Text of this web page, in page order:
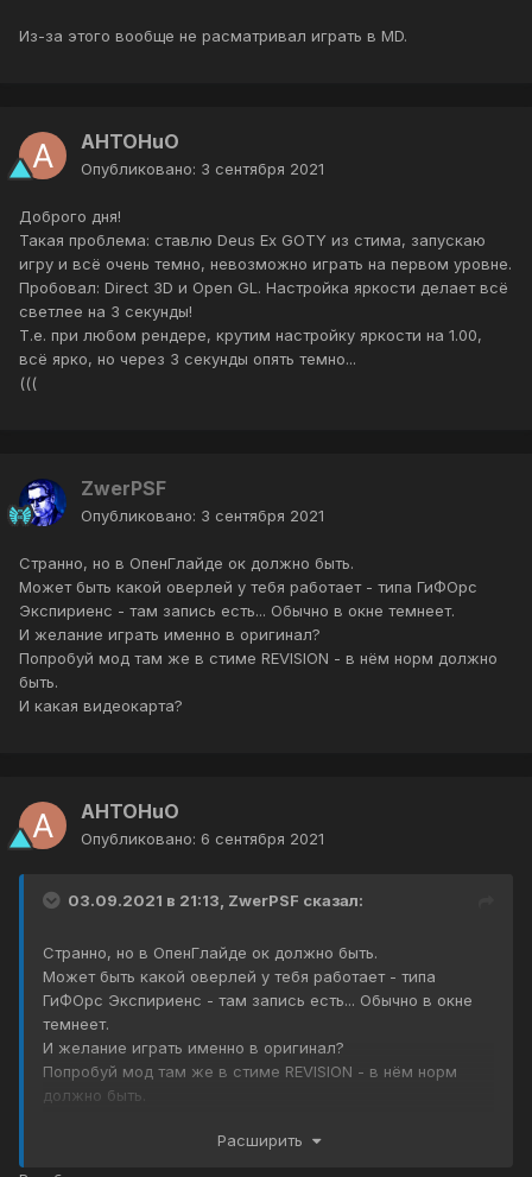
Из-за этого вообще не расматривал играть в MD.
AHTOHuO
Опубликовано: 3 сентября 2021
Доброго дня!
Такая проблема: ставлю Deus Ex GOTY из стима, запускаю
игру и всё очень темно, невозможно играть на первом уровне.
Пробовал: Direct 3D и Open GL. Настройка яркости делает всё
светлее на 3 секунды!
Т.е. при любом рендере, крутим настройку яркости на 1.00,
всё ярко, но через 3 секунды опять темно...
(((
ZwerPSF
Опубликовано: 3 сентября 2021
Странно, но в ОпенГлайде ок должно быть.
Может быть какой оверлей у тебя работает - типа ГиФОрс
Экспириенс - там запись есть... Обычно в окне темнеет.
И желание играть именно в оригинал?
Попробуй мод там же в стиме REVISION - в нём норм должно
быть.
И какая видеокарта?
AHTOHuO
Опубликовано: 6 сентября 2021
03.09.2021 в 21:13, ZwerPSF сказал:
Странно, но в ОпенГлайде ок должно быть.
Может быть какой оверлей у тебя работает - типа
ГиФОрс Экспириенс - там запись есть... Обычно в окне
темнеет.
И желание играть именно в оригинал?
Попробуй мод там же в стиме REVISION - в нём норм
должно быть.
Расширить